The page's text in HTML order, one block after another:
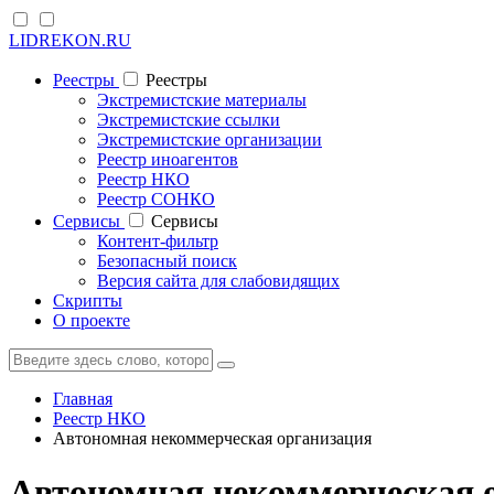
LIDREKON.RU
Реестры
Реестры
Экстремистские материалы
Экстремистские ссылки
Экстремистские организации
Реестр иноагентов
Реестр НКО
Реестр СОНКО
Cервисы
Cервисы
Контент-фильтр
Безопасный поиск
Версия сайта для слабовидящих
Скрипты
О проекте
Главная
Реестр НКО
Автономная некоммерческая организация